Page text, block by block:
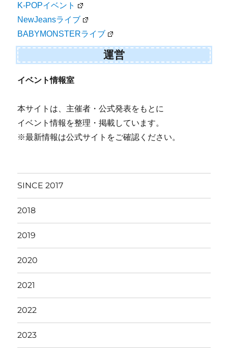
K-POPイベント
NewJeansライブ
BABYMONSTERライブ
運営
イベント情報室
本サイトは、主催者・公式発表をもとに
イベント情報を整理・掲載しています。
※最新情報は公式サイトをご確認ください。
SINCE 2017
2018
2019
2020
2021
2022
2023